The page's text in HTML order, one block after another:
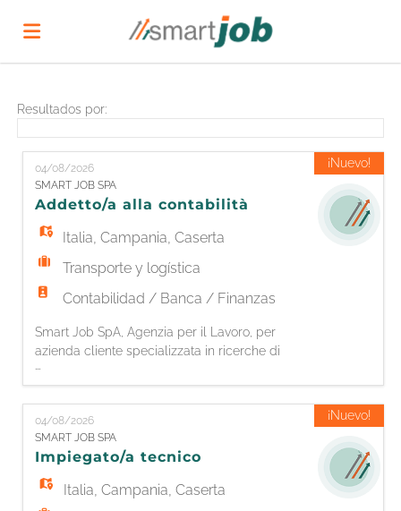
Lista
ofertas
de
trabajo
Subir
CV
Acceso
Idioma
EN
FR
Resultados por:
04/08/2026
SMART JOB SPA
Addetto/a alla contabilità
Italia,Campania,Caserta
Transporte y logística
Contabilidad / Banca / Finanzas
Smart Job SpA, Agenzia per il Lavoro, per
azienda cliente specializzata in ricerche di
mercato, è alla ricerca di un/una Addetto/a
alla contabilità Responsabilità: - Gestione
della contabilità ordinaria e prima nota; -
Registrazione fatture attive e passive; -
Archiviazione documentale e gestione
scadenze; - Tenuta dei registri contabili; -
¡Nuevo!
04/08/2026
SMART JOB SPA
Impiegato/a tecnico
Italia,Campania,Caserta
¡Nuevo!